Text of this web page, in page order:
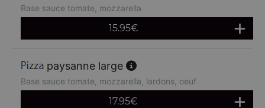
Base sauce tomate, mozzarella
15.95€
paysanne large
Base sauce tomate, mozzarella, lardons, oeuf
17.95€